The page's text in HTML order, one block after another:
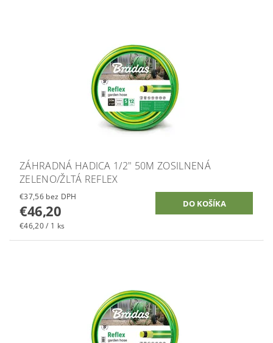
ZÁHRADNÁ HADICA 1/2" 50M ZOSILNENÁ
ZELENO/ŽLTÁ REFLEX
€37,56 bez DPH
€46,20
€46,20 / 1 ks